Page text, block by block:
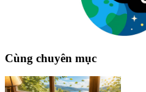
Cùng chuyên mục